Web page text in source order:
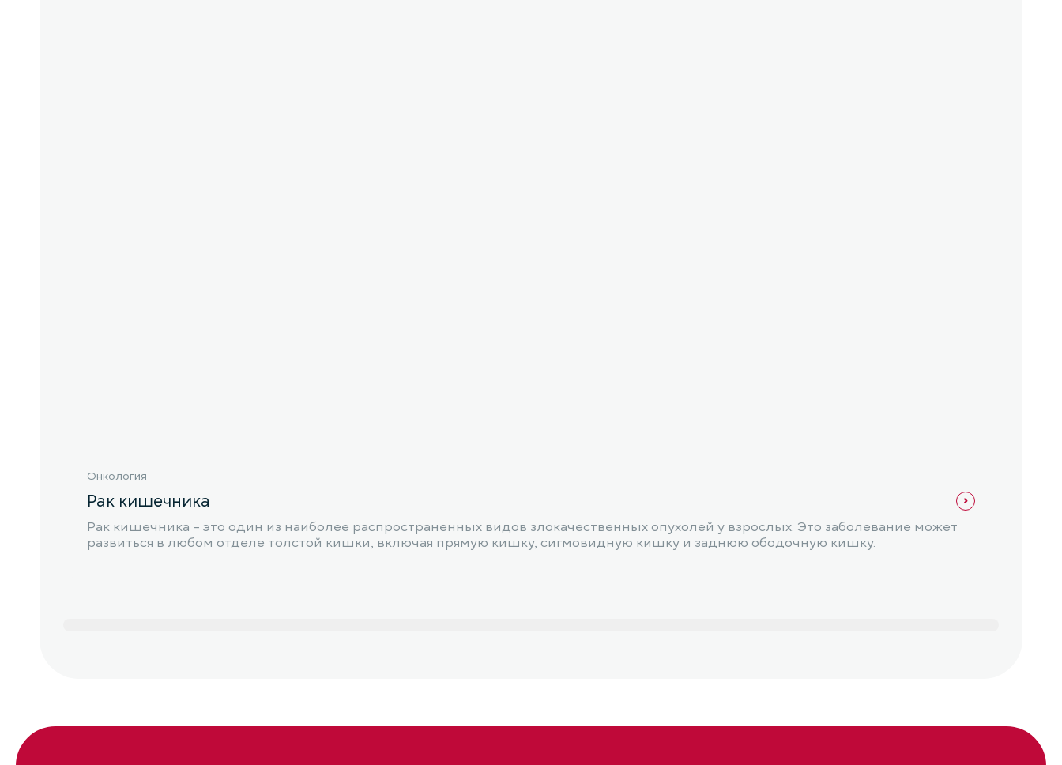
Онкология
Рак кишечника
Рак кишечника – это один из наиболее распространенных видов злокачественных опухолей у взрослых. Это заболевание может
развиться в любом отделе толстой кишки, включая прямую кишку, сигмовидную кишку и заднюю ободочную кишку.